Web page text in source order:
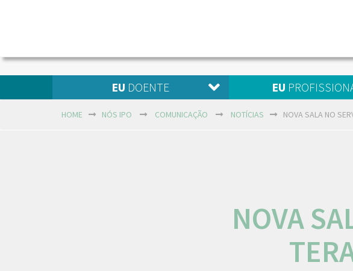
EU DOENTE EU
HOME NÓS IPO COMUNICAÇÃO NOTÍCIAS NOVA SALA NO
NOVA